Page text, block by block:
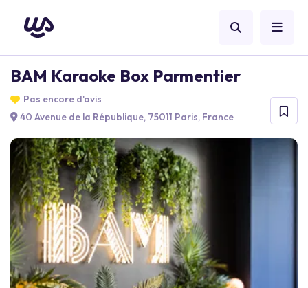
BAM Karaoke Box Parmentier
Pas encore d'avis
40 Avenue de la République, 75011 Paris, France